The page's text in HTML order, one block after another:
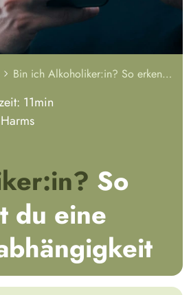
Bin ich Alkoholiker:in? So erkennst du eine Alkoholabhängigkeit
11min
So
du eine